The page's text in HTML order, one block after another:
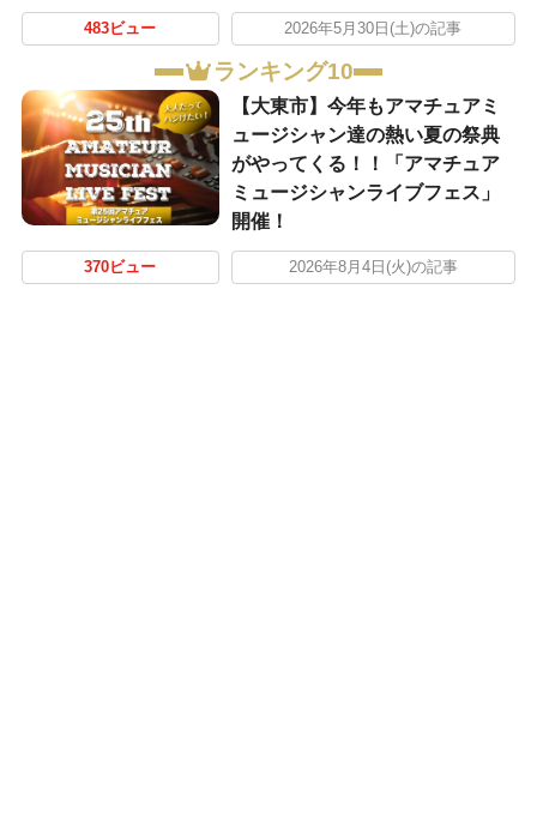
483ビュー 2026年5月30日(土)の記事
ランキング10
【大東市】今年もアマチュアミ
ュージシャン達の熱い夏の祭典
がやってくる！！「アマチュア
ミュージシャンライブフェス」
開催！
370ビュー 2026年8月4日(火)の記事